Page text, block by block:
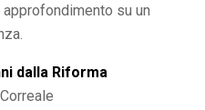
su un
dalla Riforma